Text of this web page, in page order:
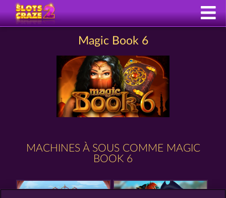
Magic Book 6
MACHINES À SOUS COMME MAGIC
BOOK 6